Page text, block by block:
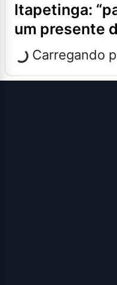
itapetinga: “pacote da maldade”
um presente
Carregando